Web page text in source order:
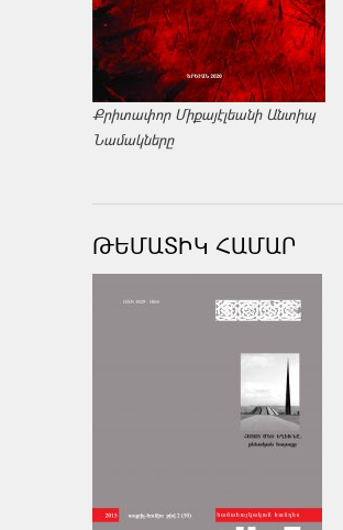
Քրիտափոր Միքայէլեանի Անտիպ
Նամակները
ԹԵՄԱՏԻԿ ՀԱՄԱՐ